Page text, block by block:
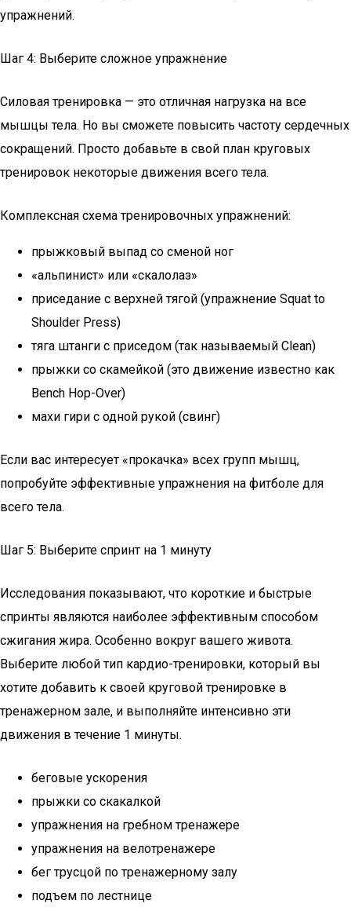
упражнений.
Шаг 4: Выберите сложное упражнение
Силовая тренировка — это отличная нагрузка на все
мышцы тела. Но вы сможете повысить частоту сердечных
сокращений. Просто добавьте в свой план круговых
тренировок некоторые движения всего тела.
Комплексная схема тренировочных упражнений:
прыжковый выпад со сменой ног
«альпинист» или «скалолаз»
приседание с верхней тягой (упражнение Squat to
Shoulder Press)
тяга штанги с приседом (так называемый Clean)
прыжки со скамейкой (это движение известно как
Bench Hop-Over)
махи гири с одной рукой (свинг)
Если вас интересует «прокачка» всех групп мышц,
попробуйте эффективные упражнения на фитболе для
всего тела.
Шаг 5: Выберите спринт на 1 минуту
Исследования показывают, что короткие и быстрые
спринты являются наиболее эффективным способом
сжигания жира. Особенно вокруг вашего живота.
Выберите любой тип кардио-тренировки, который вы
хотите добавить к своей круговой тренировке в
тренажерном зале, и выполняйте интенсивно эти
движения в течение 1 минуты.
беговые ускорения
прыжки со скакалкой
упражнения на гребном тренажере
упражнения на велотренажере
бег трусцой по тренажерному залу
подъем по лестнице